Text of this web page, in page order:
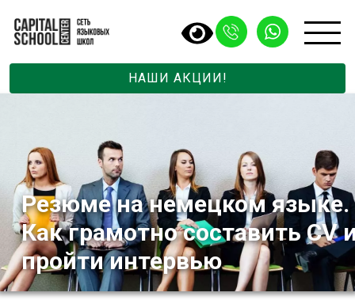
НАШИ АКЦИИ!
Резюме на немецком языке.
Как грамотно составить CV
пройти интервью